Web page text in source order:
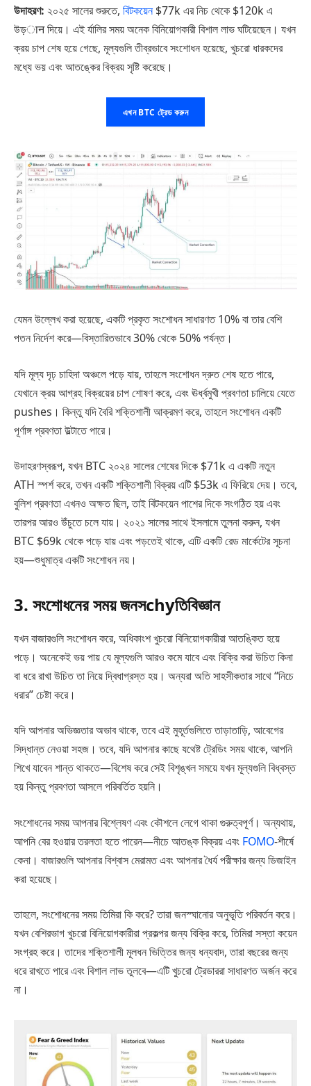
উদাহরণ: ২০২৫ সালের শুরুতে, বিটকয়েন$77k এর নিচ থেকে $120k এ
উড়ान দিয়ে। এই র্যালির সময় অনেক বিনিয়োগকারী বিশাল লাভ ঘটিয়েছেন। যখন
ক্রয় চাপ শেষ হয়ে গেছে, মূল্যগুলি তীব্রভাবে সংশোধন হয়েছে, খুচরো ধারকদের
মধ্যে ভয় এবং আতঙ্কের বিক্রয় সৃষ্টি করেছে।
এখন BTC ট্রেড করুন
যেমন উল্লেখ করা হয়েছে, একটি প্রকৃত সংশোধন সাধারণত 10% বা তার বেশি
পতন নির্দেশ করে—বিস্তারিতভাবে 30% থেকে 50% পর্যন্ত।
যদি মূল্য দৃঢ় চাহিদা অঞ্চলে পড়ে যায়, তাহলে সংশোধন দ্রুত শেষ হতে পারে,
যেখানে ক্রয় আগ্রহ বিক্রয়ের চাপ শোষণ করে, এবং ঊর্ধ্বমুখী প্রবণতা চালিয়ে যেতে
pushes। কিন্তু যদি বৈরি শক্তিশালী আক্রমণ করে, তাহলে সংশোধন একটি
পূর্ণাঙ্গ প্রবণতা উল্টাতে পারে।
উদাহরণস্বরূপ, যখন BTC ২০২৪ সালের শেষের দিকে $71k এ একটি নতুন
ATH স্পর্শ করে, তখন একটি শক্তিশালী বিক্রয় এটি $53k এ ফিরিয়ে দেয়। তবে,
বুলিশ প্রবণতা এখনও অক্ষত ছিল, তাই বিটকয়েন পাশের দিকে সংগঠিত হয় এবং
তারপর আরও উঁচুতে চলে যায়। ২০২১ সালের সাথে ইসলামে তুলনা করুন, যখন
BTC $69k থেকে পড়ে যায় এবং পড়তেই থাকে, এটি একটি রেড মার্কেটের সূচনা
হয়—শুধুমাত্র একটি সংশোধন নয়।
3. সংশোধনের সময় জনসchyতিবিজ্ঞান
যখন বাজারগুলি সংশোধন করে, অধিকাংশ খুচরো বিনিয়োগকারীরা আতঙ্কিত হয়ে
পড়ে। অনেকেই ভয় পায় যে মূল্যগুলি আরও কমে যাবে এবং বিক্রি করা উচিত কিনা
বা ধরে রাখা উচিত তা নিয়ে দ্বিধাগ্রস্ত হয়। অন্যরা অতি সাহসীকতার সাথে “নিচে
ধরার” চেষ্টা করে।
যদি আপনার অভিজ্ঞতার অভাব থাকে, তবে এই মুহূর্তগুলিতে তাড়াতাড়ি, আবেগের
সিদ্ধান্ত নেওয়া সহজ। তবে, যদি আপনার কাছে যথেষ্ট ট্রেডিং সময় থাকে, আপনি
শিখে যাবেন শান্ত থাকতে—বিশেষ করে সেই বিশৃঙ্খল সময়ে যখন মূল্যগুলি বিধ্বস্ত
হয় কিন্তু প্রবণতা আসলে পরিবর্তিত হয়নি।
সংশোধনের সময় আপনার বিশ্লেষণ এবং কৌশলে লেগে থাকা গুরুত্বপূর্ণ। অন্যথায়,
আপনি বের হওয়ার তরলতা হতে পারেন—নীচে আতঙ্ক বিক্রয় এবং FOMO-শীর্ষে
কেনা। বাজারগুলি আপনার বিশ্বাস মেরামত এবং আপনার ধৈর্য পরীক্ষার জন্য ডিজাইন
করা হয়েছে।
তাহলে, সংশোধনের সময় তিমিরা কি করে? তারা জনস্ঘানোর অনুভূতি পরিবর্তন করে।
যখন বেশিরভাগ খুচরো বিনিয়োগকারীরা প্রকল্পর জন্য বিক্রি করে, তিমিরা সস্তা কয়েন
সংগ্রহ করে। তাদের শক্তিশালী মূলধন ভিত্তির জন্য ধন্যবাদ, তারা বছরের জন্য
ধরে রাখতে পারে এবং বিশাল লাভ তুলবে—এটি খুচরো ট্রেডাররা সাধারণত অর্জন করে
না।